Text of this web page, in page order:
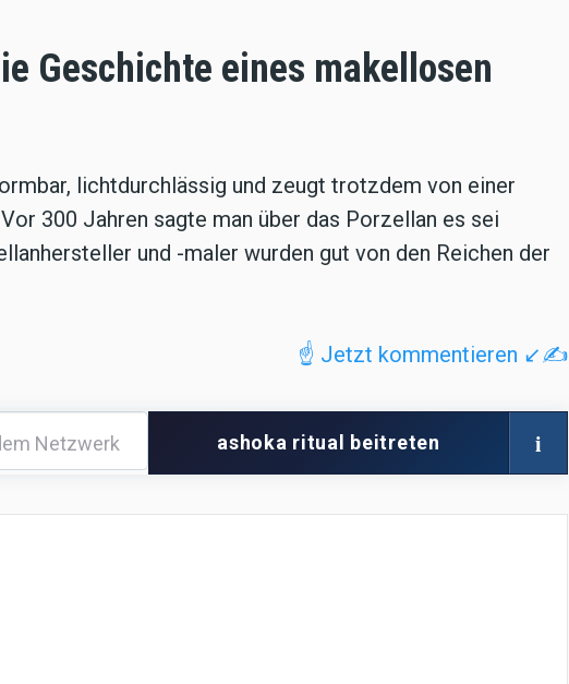
Geschichte eines makellosen
lichtdurchlässig und zeugt trotzdem von einer
300 Jahren sagte man über das Porzellan es sei
und -maler wurden gut von den Reichen der
☝️ Jetzt kommentieren ↙️✍️
Netzwerk ashoka ritual beitreten i